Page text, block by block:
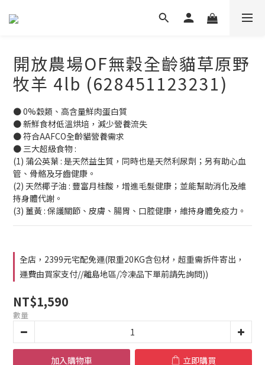
開放農場OF無穀全齡貓草原野
牧羊 4lb (628451123231)
● 0%穀類、高含量鮮肉蛋白質
● 新鮮食材低溫烘培，減少營養流失
● 符合AAFCO全齡貓營養需求
● 三大超級食物 :
(1) 蒲公英葉 : 是天然益生質，同時也是天然利尿劑；另有助心血
管、骨骼及牙齒健康。
(2) 天然椰子油 : 豐富月桂酸，增進毛髮健康；並能幫助消化及維
持身體代謝。
(3) 薑黃 : 保護關節、皮膚、腸胃、口腔健康，維持身體免疫力。
全店，2399元宅配免運(限重20KG含包材，超重需拆件寄出，
運費由買家支付//離島地區/冷凍品下單前請先詢問))
NT$1,590
數量
加入購物車 立即購買